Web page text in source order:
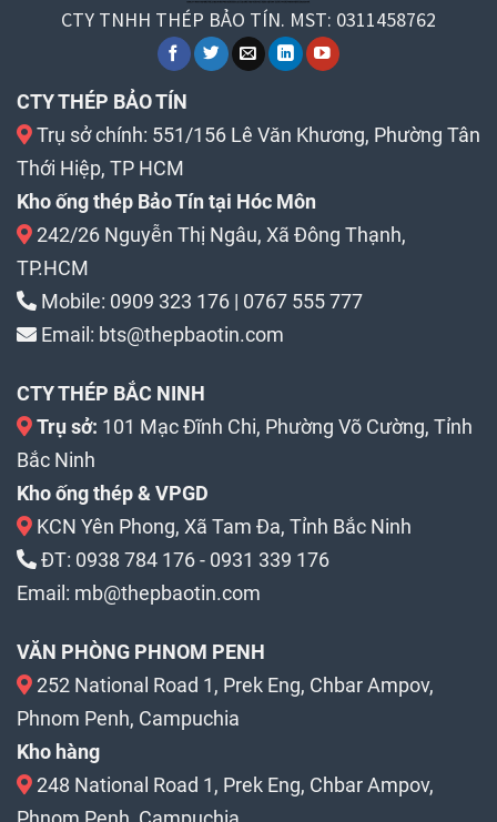
CTY TNHH THÉP BẢO TÍN. MST: 0311458762
CTY THÉP BẢO TÍN
Trụ sở chính: 551/156 Lê Văn Khương, Phường Tân
Thới Hiệp, TP HCM
Kho ống thép Bảo Tín tại Hóc Môn
242/26 Nguyễn Thị Ngâu, Xã Đông Thạnh,
TP.HCM
Mobile: 0909 323 176 | 0767 555 777
Email: bts@thepbaotin.com
CTY THÉP BẮC NINH
Trụ sở: 101 Mạc Đĩnh Chi, Phường Võ Cường, Tỉnh
Bắc Ninh
Kho ống thép & VPGD
KCN Yên Phong, Xã Tam Đa, Tỉnh Bắc Ninh
ĐT: 0938 784 176- 0931 339 176
Email: mb@thepbaotin.com
VĂN PHÒNG PHNOM PENH
252 National Road 1, Prek Eng, Chbar Ampov,
Phnom Penh, Campuchia
Kho hàng
248 National Road 1, Prek Eng, Chbar Ampov,